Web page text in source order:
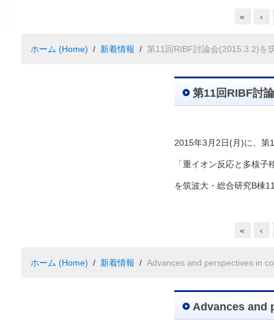
« ‹
ホーム (Home) 新着情報 第11回RIBF討論会(2015.3.2)を
第11回RIBF討
2015年3月2日(月)に、第
「重イオン反応と多核
を筑波大・総合研究B棟
« ‹
ホーム (Home) 新着情報 Advances and perspectives in
Advances and